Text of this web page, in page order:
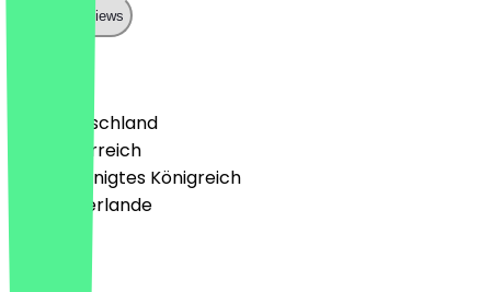
Show all reviews
🇩🇪 Deutschland
🇦🇹 Österreich
🇬🇧 Vereinigtes Königreich
🇳🇱 Niederlande
Sprache